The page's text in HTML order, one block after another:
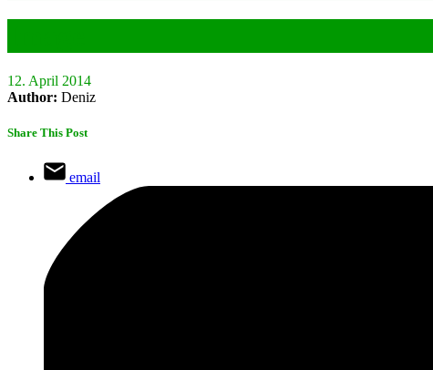
12. April 2014
Author: Deniz
Share This Post
email